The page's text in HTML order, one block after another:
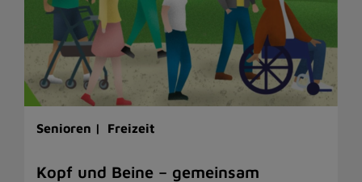
Senioren | Freizeit
Kopf und Beine – gemeinsam